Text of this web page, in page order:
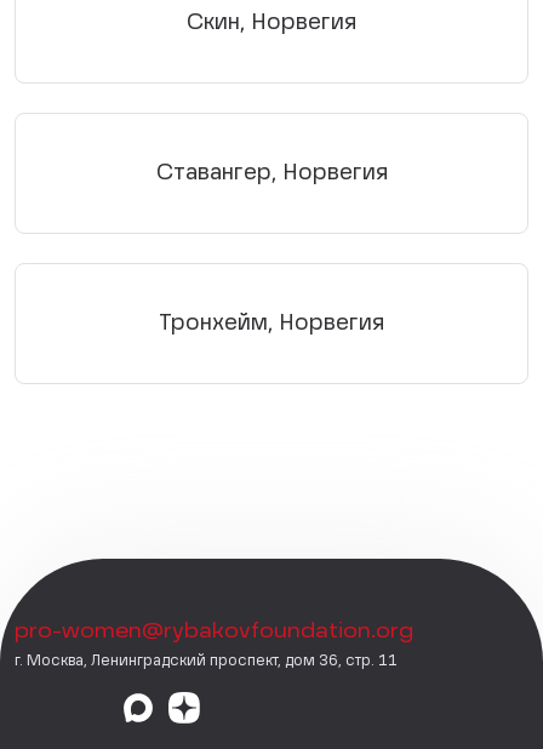
Скин, Норвегия
Ставангер, Норвегия
Тронхейм, Норвегия
pro-women@rybakovfoundation.org
г. Москва, Ленинградский проспект, дом 36, стр. 11